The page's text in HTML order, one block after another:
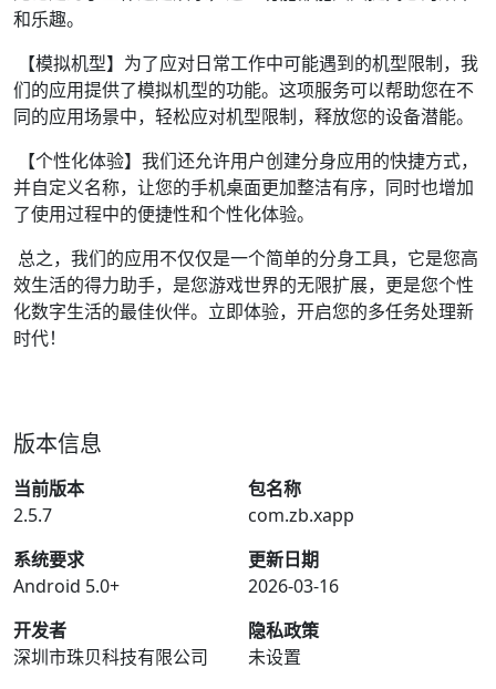
和乐趣。
【模拟机型】为了应对日常工作中可能遇到的机型限制，我
们的应用提供了模拟机型的功能。这项服务可以帮助您在不
同的应用场景中，轻松应对机型限制，释放您的设备潜能。
【个性化体验】我们还允许用户创建分身应用的快捷方式，
并自定义名称，让您的手机桌面更加整洁有序，同时也增加
了使用过程中的便捷性和个性化体验。
总之，我们的应用不仅仅是一个简单的分身工具，它是您高
效生活的得力助手，是您游戏世界的无限扩展，更是您个性
化数字生活的最佳伙伴。立即体验，开启您的多任务处理新
时代！
版本信息
当前版本
2.5.7
包名称
com.zb.xapp
系统要求
Android 5.0+
更新日期
2026-03-16
开发者
深圳市珠贝科技有限公司
隐私政策
未设置